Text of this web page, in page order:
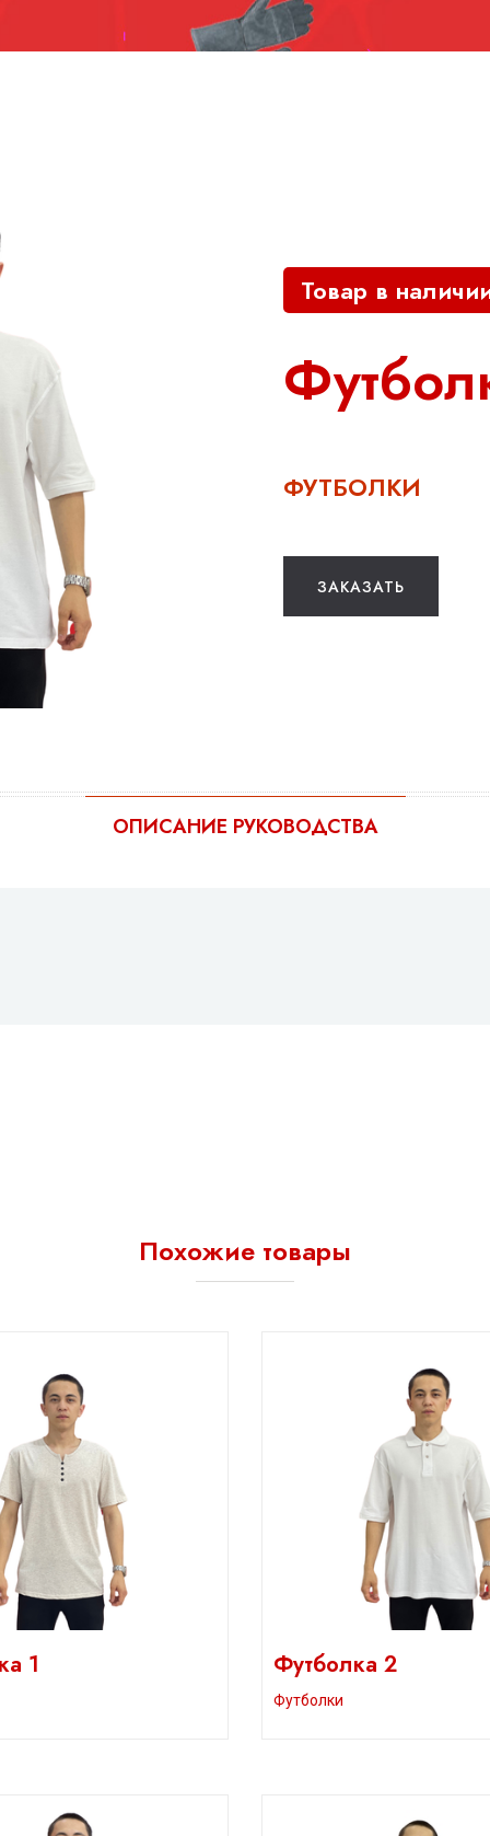
Товар в
ФУТБОЛКИ
ЗАКАЗАТЬ
ОПИСАНИЕ РУКОВОДСТВА
Похожие товары
1 Футболка 2
Футболки